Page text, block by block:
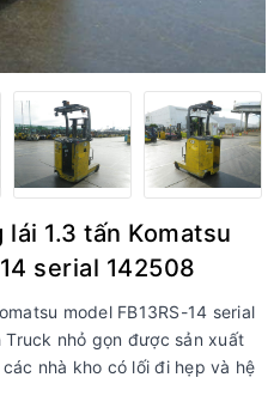
1.3 tấn Komatsu
serial 142508
model FB13RS-14 serial
nhỏ gọn được sản xuất
nhà kho có lối đi hẹp và hệ